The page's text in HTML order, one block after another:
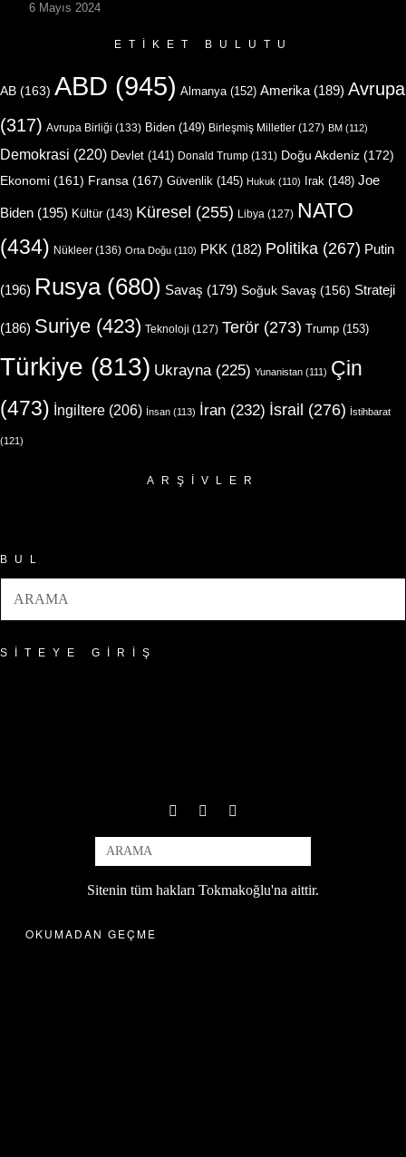
6 Mayıs 2024
ETIKET BULUTU
AB (163) ABD (945) Almanya(152) Amerika (189) Avrupa
(317) Avrupa Birliği (133) Biden (149) Birleşmiş Milletler (127) BM (112)
Demokrasi (220) Devlet (141) Donald Trump (131) Doğu Akdeniz (172)
Ekonomi (161) Fransa (167) Güvenlik (145) Hukuk (110) Irak (148) Joe
Biden (195) Kültür(143) Küresel (255) Libya (127) NATO
(434) Nükleer (136) Orta Doğu (110) PKK (182) Politika (267) Putin
(196) Rusya(680) Savaş (179) Soğuk Savaş (156) Strateji
(186) Suriye (423) Teknoloji (127) Terör (273) Trump (153)
Türkiye (813) Ukrayna(225) Yunanistan (111) Çin
(473) İngiltere (206) İnsan (113) İran (232) İsrail (276) İstihbarat
(121)
ARŞIVLER
BUL
SITEYE GIRIŞ
Sitenin tüm hakları Tokmakoğlu'na aittir.
OKUMADAN GEÇME